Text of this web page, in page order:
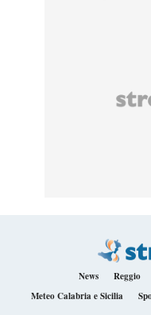
News Reggio
Meteo Calabria e Sicilia